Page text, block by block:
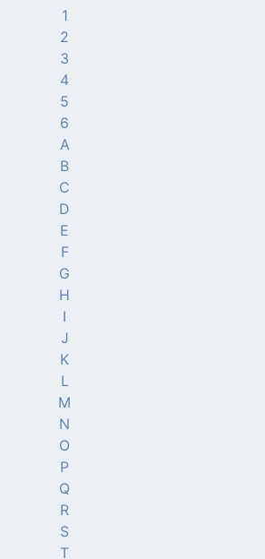
1
2
3
4
5
6
A
B
C
D
E
F
G
H
I
J
K
L
M
N
O
P
Q
R
S
T